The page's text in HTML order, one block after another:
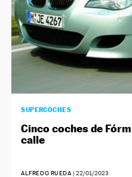
SUPERCOCHES
Cinco coches de
calle
ALFREDO RUEDA | 22/01/2023